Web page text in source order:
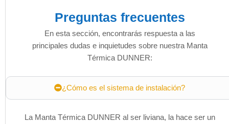
Preguntas frecuentes
En esta sección, encontrarás respuesta a las
principales dudas e inquietudes sobre nuestra Manta
Térmica DUNNER:
¿Cómo es el sistema de instalación?
La Manta Térmica DUNNER al ser liviana, la hace ser un